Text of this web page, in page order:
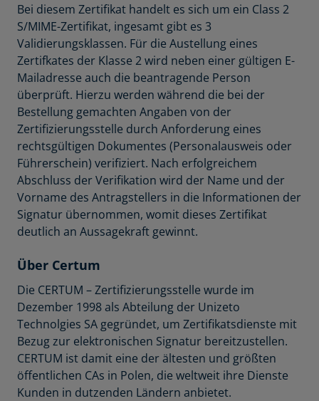
Bei diesem Zertifikat handelt es sich um ein Class 2
S/MIME-Zertifikat, ingesamt gibt es 3
Validierungsklassen. Für die Austellung eines
Zertifkates der Klasse 2 wird neben einer gültigen E-
Mailadresse auch die beantragende Person
überprüft. Hierzu werden während die bei der
Bestellung gemachten Angaben von der
Zertifizierungsstelle durch Anforderung eines
rechtsgültigen Dokumentes (Personalausweis oder
Führerschein) verifiziert. Nach erfolgreichem
Abschluss der Verifikation wird der Name und der
Vorname des Antragstellers in die Informationen der
Signatur übernommen, womit dieses Zertifikat
deutlich an Aussagekraft gewinnt.
Über Certum
Die CERTUM – Zertifizierungsstelle wurde im
Dezember 1998 als Abteilung der Unizeto
Technolgies SA gegründet, um Zertifikatsdienste mit
Bezug zur elektronischen Signatur bereitzustellen.
CERTUM ist damit eine der ältesten und größten
öffentlichen CAs in Polen, die weltweit ihre Dienste
Kunden in dutzenden Ländern anbietet.